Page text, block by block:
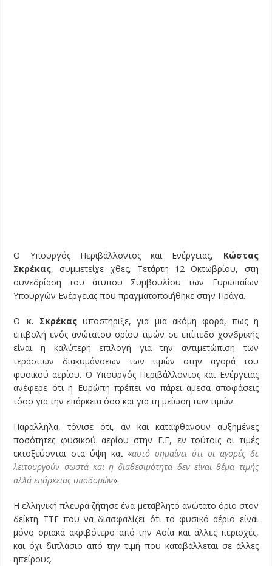
Ο Υπουργός Περιβάλλοντος και Ενέργειας, Κώστας
Σκρέκας, συμμετείχε χθες, Τετάρτη 12 Οκτωβρίου, στη
συνεδρίαση του άτυπου Συμβουλίου των Ευρωπαίων
Υπουργών Ενέργειας που πραγματοποιήθηκε στην Πράγα.
Ο κ. Σκρέκαςυποστήριξε, για μια ακόμη φορά, πως η
επιβολή ενός ανώτατου ορίου τιμών σε επίπεδο χονδρικής
είναι η καλύτερη επιλογή για την αντιμετώπιση των
τεράστιων διακυμάνσεων των τιμών στην αγορά του
φυσικού αερίου. Ο Υπουργός Περιβάλλοντος και Ενέργειας
ανέφερε ότι η Ευρώπη πρέπει να πάρει άμεσα αποφάσεις
τόσο για την επάρκεια όσο και για τη μείωση των τιμών.
Παράλληλα, τόνισε ότι, αν και καταφθάνουν αυξημένες
ποσότητες φυσικού αερίου στην Ε.Ε, εν τούτοις οι τιμές
εκτοξεύονται στα ύψη και «αυτό σημαίνει ότι οι αγορές δε
λειτουργούν σωστά και η διαθεσιμότητα δεν είναι θέμα τιμής
αλλά επάρκειας υποδομών».
Η ελληνική πλευρά ζήτησε ένα μεταβλητό ανώτατο όριο στον
δείκτη TTF που να διασφαλίζει ότι το φυσικό αέριο είναι
μόνο οριακά ακριβότερο από την Ασία και άλλες περιοχές,
και όχι διπλάσιο από την τιμή που καταβάλλεται σε άλλες
ηπείρους.